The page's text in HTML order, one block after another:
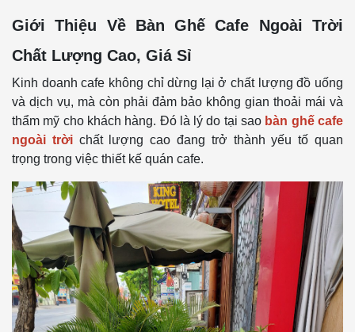
Giới Thiệu Về Bàn Ghế Cafe Ngoài Trời
Chất Lượng Cao, Giá Sỉ
Kinh doanh cafe không chỉ dừng lại ở chất lượng đồ uống
và dịch vụ, mà còn phải đảm bảo không gian thoải mái và
thẩm mỹ cho khách hàng. Đó là lý do tại sao bàn ghế cafe
ngoài trờichất lượng cao đang trở thành yếu tố quan
trọng trong việc thiết kế quán cafe.